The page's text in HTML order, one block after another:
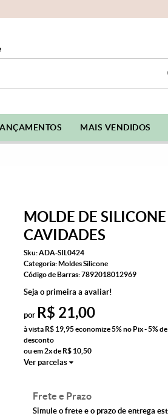
MAIS VENDIDOS
MOLDE DE
CAVIDADES
Sku:ADA-SIL0424
Categoria:Moldes Silicone
Código de Barras:7892018012969
Seja o primeira a avaliar!
por R$ 21,00
à vista R$ 19,95economize5%no Pix - 5% de
desconto
ou em2xde R$ 10,50
Ver parcelas
Frete e Prazo
Simule o frete e o prazo de entrega